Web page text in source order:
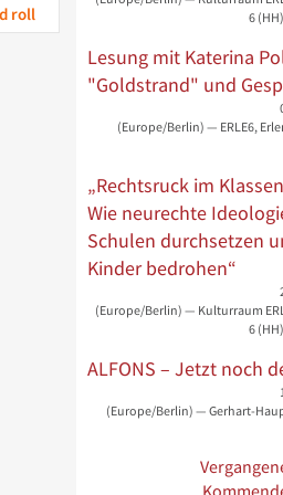
roll
6
Lesung mit Katerina
"Goldstrand" und
(Europe/Berlin) — ERLE6,
„Rechtsruck im
Wie neurechte
Schulen durchsetzen
Kinder bedrohen“
(Europe/Berlin) — Kulturraum
6
ALFONS – Jetzt noch
(Europe/Berlin) — Gerhart-